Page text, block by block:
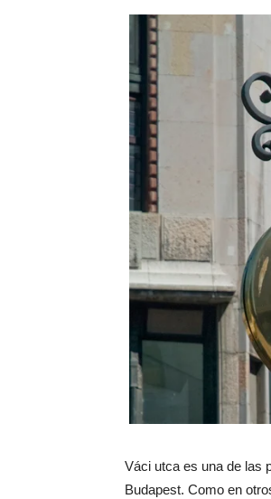
Váci utca es una de las
Budapest. Como en